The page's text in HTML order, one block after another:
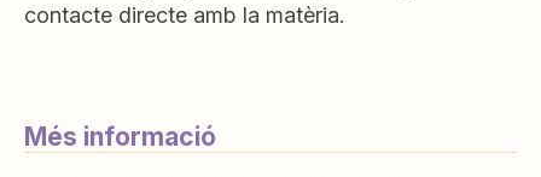
contacte directe amb la matèria.
Més informació